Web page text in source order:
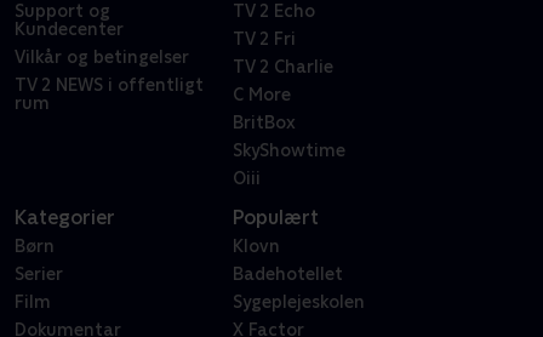
Support og
Kundecenter
Vilkår og betingelser
TV 2 NEWS i offentligt
rum
TV 2 Echo
TV 2 Fri
TV 2 Charlie
C More
BritBox
SkyShowtime
Oiii
Kategorier
Børn
Serier
Film
Dokumentar
Populært
Klovn
Badehotellet
Sygeplejeskolen
X Factor